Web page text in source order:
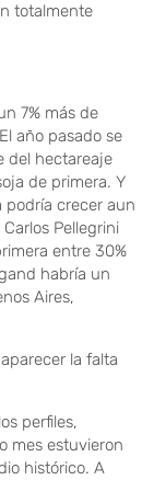
totalmente
7% más de
año pasado se
del hectareaje
de primera. Y
podría crecer aun
Pellegrini
entre 30%
habría un
Aires,
la falta
perfiles,
mes estuvieron
histórico. A